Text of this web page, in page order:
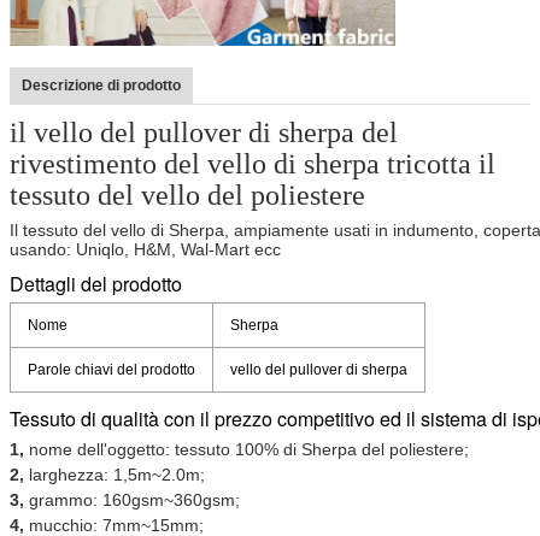
Descrizione di prodotto
il vello del pullover di sherpa del
rivestimento del vello di sherpa tricotta il
tessuto del vello del poliestere
Il tessuto del vello di Sherpa, ampiamente usati in indumento,
usando: Uniqlo, H&M, Wal-Mart ecc
Dettagli del prodotto
Nome Sherpa
Parole chiavi del prodotto vello del pullover di sherpa
Tessuto di qualità con il prezzo competitivo ed il sistema di
1, nome dell'oggetto: tessuto 100% di Sherpa del poliestere;
2, larghezza: 1,5m~2.0m;
3, grammo: 160gsm~360gsm;
4, mucchio: 7mm~15mm;